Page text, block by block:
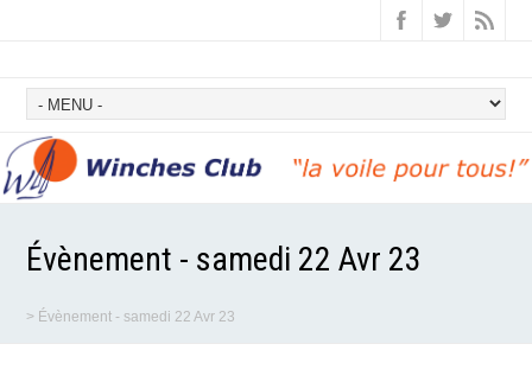
Évènement - samedi 22 Avr 23
> Évènement - samedi 22 Avr 23